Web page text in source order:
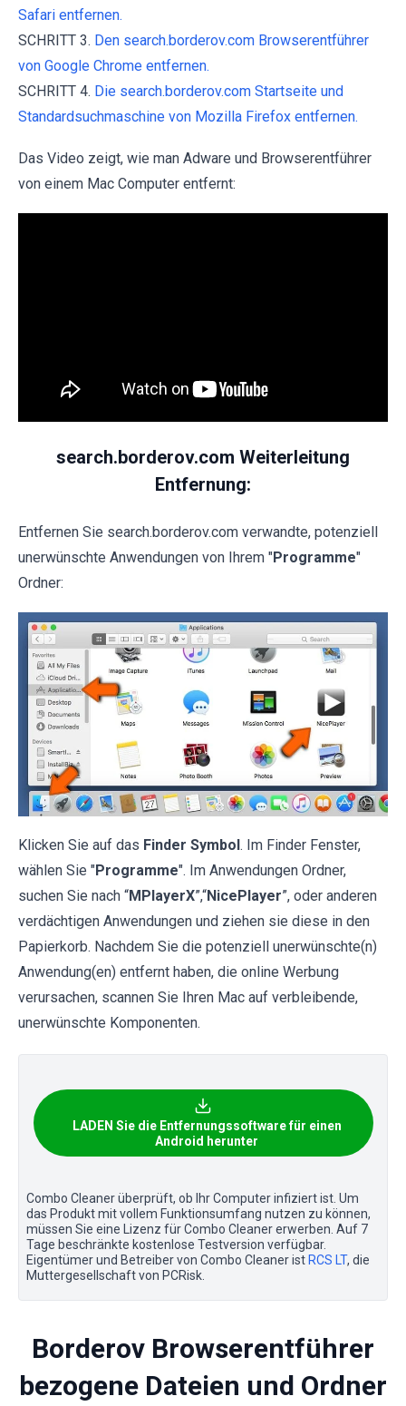
Safari entfernen.
SCHRITT 3. Den search.borderov.com Browserentführer
von Google Chrome entfernen.
SCHRITT 4. Die search.borderov.com Startseite und
Standardsuchmaschine von Mozilla Firefox entfernen.
Das Video zeigt, wie man Adware und Browserentführer
von einem Mac Computer entfernt:
search.borderov.com Weiterleitung
Entfernung:
Entfernen Sie search.borderov.com verwandte, potenziell
unerwünschte Anwendungen von Ihrem "Programme"
Ordner:
Klicken Sie auf das Finder Symbol. Im Finder Fenster,
wählen Sie "Programme". Im Anwendungen Ordner,
suchen Sie nach “MPlayerX”,“NicePlayer”, oder anderen
verdächtigen Anwendungen und ziehen sie diese in den
Papierkorb. Nachdem Sie die potenziell unerwünschte(n)
Anwendung(en) entfernt haben, die online Werbung
verursachen, scannen Sie Ihren Mac auf verbleibende,
unerwünschte Komponenten.
LADEN Sie die Entfernungssoftware für einen
Android herunter
Combo Cleaner überprüft, ob Ihr Computer infiziert ist. Um
das Produkt mit vollem Funktionsumfang nutzen zu können,
müssen Sie eine Lizenz für Combo Cleaner erwerben. Auf 7
Tage beschränkte kostenlose Testversion verfügbar.
Eigentümer und Betreiber von Combo Cleaner ist RCS LT, die
Muttergesellschaft von PCRisk.
Borderov Browserentführer
bezogene Dateien und Ordner